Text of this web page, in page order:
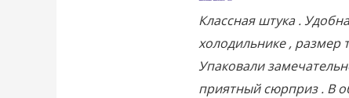
Оцінено в 5
з 5
Классная штука .
холодильнике , размер
Упаковали
приятный сюрприз . В